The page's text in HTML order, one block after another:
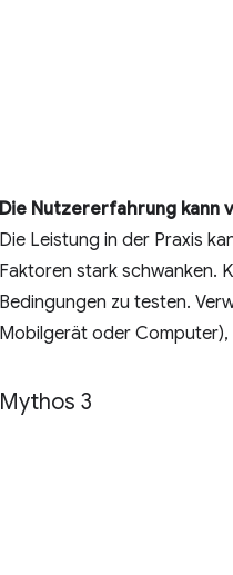
Die Nutzererfahrung kann
Die Leistung in der Praxis
Faktoren stark schwanken.
Bedingungen zu testen.
Mobilgerät oder Computer),
Mythos 3